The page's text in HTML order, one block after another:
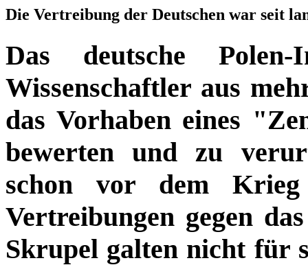
Die Vertreibung der Deutschen war seit
Das deutsche
Wissenschaftler aus
das Vorhaben eines
bewerten und zu
schon vor dem
Vertreibungen gegen
Skrupel galten nicht für